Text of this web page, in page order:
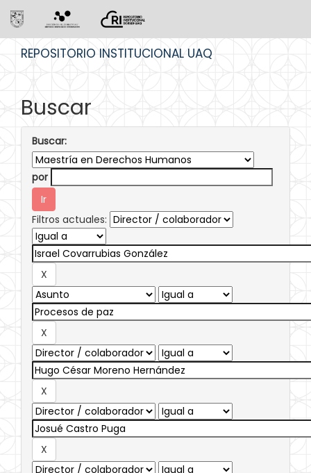
REPOSITORIO INSTITUCIONAL UAQ
Buscar
Buscar:
por
Filtros actuales: